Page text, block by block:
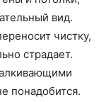
вид.
чистку,
страдает.
понадобится.